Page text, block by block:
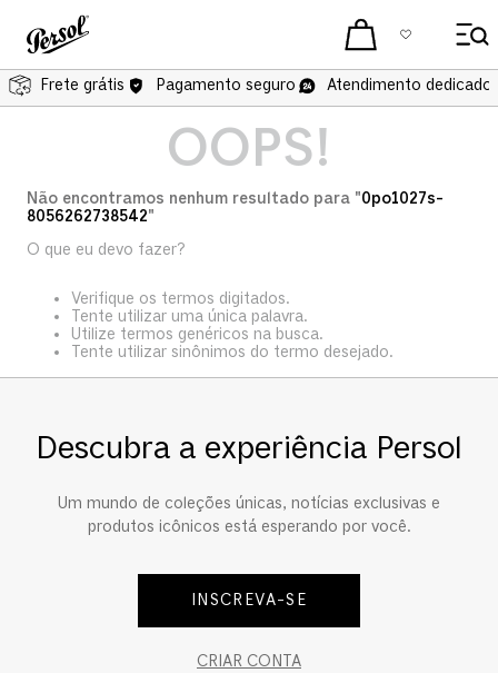
Frete grátis Pagamento seguro Atendimento dedicado
OOPS!
Não encontramos nenhum resultado para "0po1027s-
8056262738542"
O que eu devo fazer?
Verifique os termos digitados.
Tente utilizar uma única palavra.
Utilize termos genéricos na busca.
Tente utilizar sinônimos do termo desejado.
Descubra a experiência Persol
Um mundo de coleções únicas, notícias exclusivas e
produtos icônicos está esperando por você.
INSCREVA-SE
CRIAR CONTA